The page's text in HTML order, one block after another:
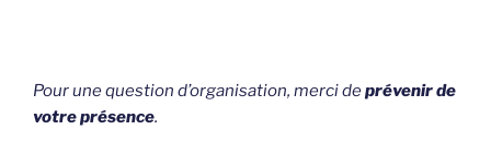
Pour une question d’organisation, merci deprévenir de
votre présence.